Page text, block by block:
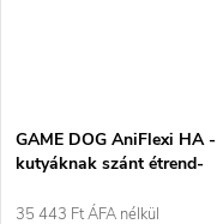
GAME DOG AniFlexi HA -
kutyáknak szánt étrend-
35 443 Ft ÁFA nélkül